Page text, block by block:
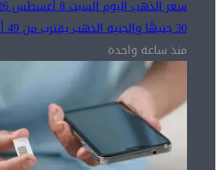
30 جنيهًا والجنيه الذهب يقترب من 49 ألفًا
منذ ساعة واحدة